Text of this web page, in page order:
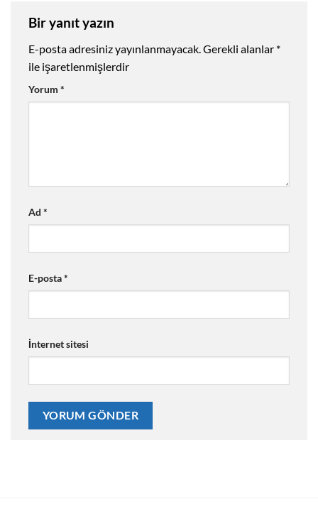
Bir yanıt yazın
E-posta adresiniz yayınlanmayacak.Gerekli alanlar *
ile işaretlenmişlerdir
Yorum *
Ad *
E-posta*
İnternet sitesi